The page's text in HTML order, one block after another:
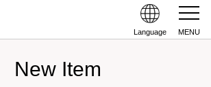
Language MENU
New Item